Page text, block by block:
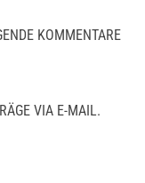
KOMMENTARE
VIA E-MAIL.